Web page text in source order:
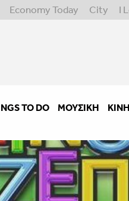
Economy Today City I
TO DO ΜΟΥΣΙΚΉ